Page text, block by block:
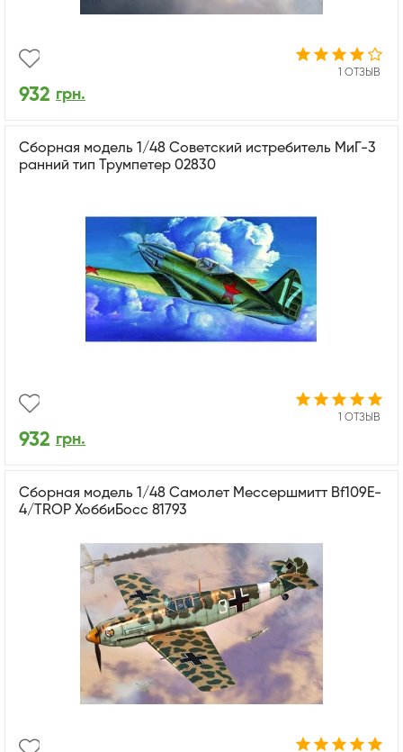
1 ОТЗЫВ
932 грн.
Сборная модель 1/48 Советский истребитель МиГ-3
ранний тип Трумпетер 02830
1 ОТЗЫВ
932 грн.
Сборная модель 1/48 Самолет Мессершмитт Bf109E-
4/TROP ХоббиБосс 81793